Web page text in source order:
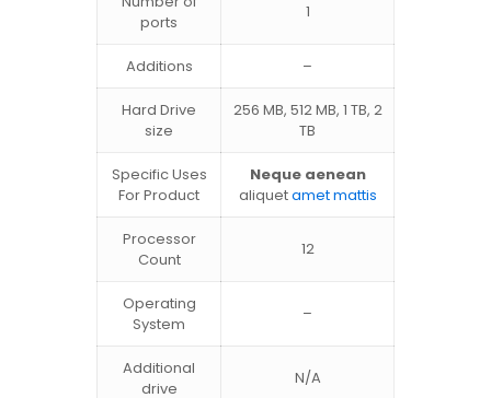
ports
1
Additions –
Hard Drive
size
256 MB, 512 MB, 1 TB, 2
TB
Specific Uses
For Product
Neque aenean
aliquetamet mattis
Processor
Count
12
Operating
System
–
Additional
drive
N/A